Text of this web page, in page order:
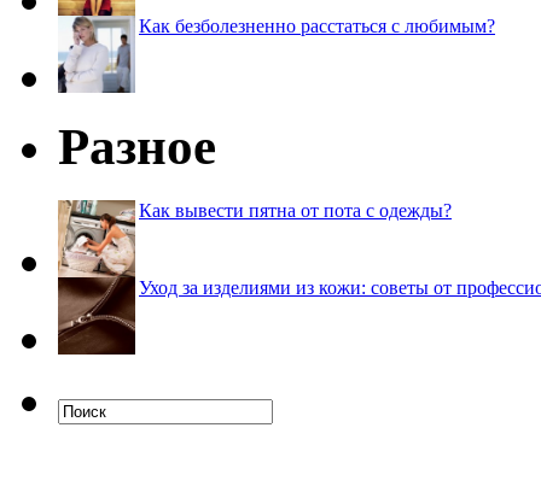
Как безболезненно расстаться с любимым?
Разное
Как вывести пятна от пота с одежды?
Уход за изделиями из кожи: советы от